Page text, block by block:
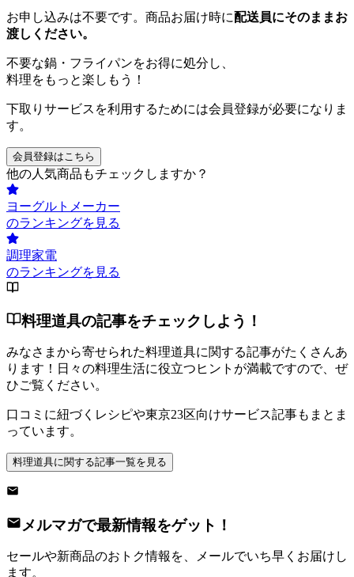
お申し込みは不要です。商品お届け時に配送員にそのままお
渡しください。
不要な鍋・フライパンをお得に処分し、
料理をもっと楽しもう！
下取りサービスを利用するためには会員登録が必要になりま
す。
会員登録はこちら
他の人気商品もチェックしますか？
ヨーグルトメーカー
のランキングを見る
調理家電
のランキングを見る
料理道具の記事をチェックしよう！
みなさまから寄せられた料理道具に関する記事がたくさんあ
ります！日々の料理生活に役立つヒントが満載ですので、ぜ
ひご覧ください。
口コミに紐づくレシピや東京23区向けサービス記事もまとま
っています。
料理道具に関する記事一覧を見る
メルマガで最新情報をゲット！
セールや新商品のおトク情報を、メールでいち早くお届けし
ます。